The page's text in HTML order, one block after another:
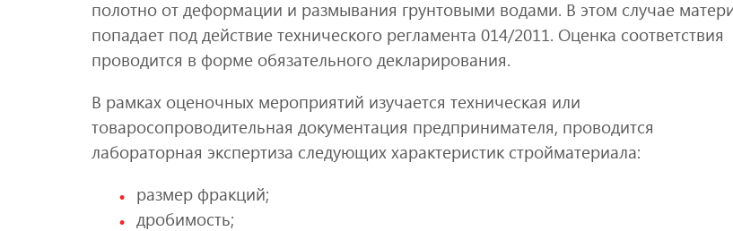
полотно от деформации и размывания грунтовыми водами. В этом случае
попадает под действие технического регламента 014/2011. Оценка соответствия
проводится в форме обязательного декларирования.
В рамках оценочных мероприятий изучается техническая или
товаросопроводительная документация предпринимателя, проводится
лабораторная экспертиза следующих характеристик стройматериала:
размер фракций;
дробимость;